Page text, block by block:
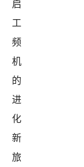
启
工
频
机
的
进
化
新
旅